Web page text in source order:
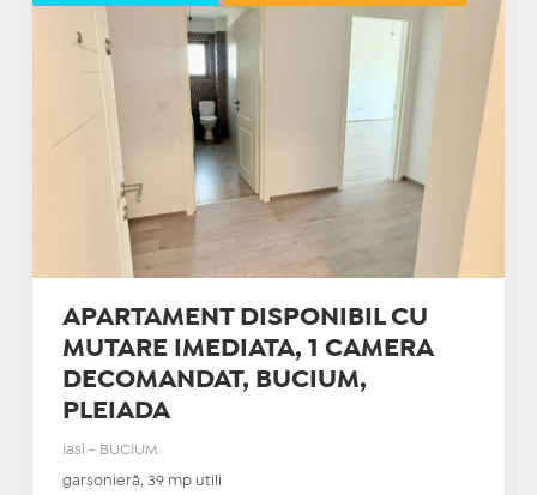
APARTAMENT DISPONIBIL CU
MUTARE IMEDIATA, 1 CAMERA
DECOMANDAT, BUCIUM,
PLEIADA
Iasi - BUCIUM
garsonieră, 39 mp utili